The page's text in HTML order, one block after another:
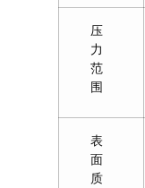
压
力
范
围
表
面
质